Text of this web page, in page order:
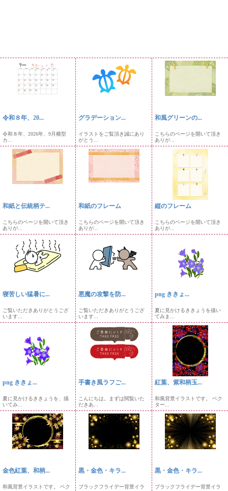
令和８年、20...
令和８年、2026年、9月横型
カ...
グラデーション...
イラストをご覧頂き誠にあり
がとう...
和風グリーンの...
こちらのページを開いて頂き
ありが...
和紙と伝統柄テ...
こちらのページを開いて頂き
ありが...
和紙のフレーム
こちらのページを開いて頂き
ありが...
縦のフレーム
こちらのページを開いて頂き
ありが...
寝苦しい猛暑に...
ご覧いただきありがとうござ
います...
悪魔の攻撃を防...
ご覧いただきありがとうござ
います...
png ききょ...
夏に見かけるききょうを描い
てみま...
png ききょ...
夏に見かけるききょうを、描
いてみ...
手書き風ラフご...
こんにちは。まずは閲覧いた
だきあ...
紅葉、紫和柄玉...
和風背景イラストです。 ベク
ター...
金色紅葉、和柄...
和風背景イラストです。 ベク
黒・金色・キラ...
ブラックフライデー背景イラ
黒・金色・キラ...
ブラックフライデー背景イラ